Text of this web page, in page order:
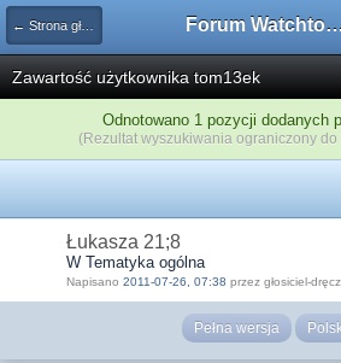
← Strona główna Forum
Zawartość użytkownika tom13ek
Odnotowano 1 pozycji dodanych
(Rezultat wyszukiwania ograniczony
Łukasza 21;8
W Tematyka ogólna
Napisano 2011-07-26, 07:38 przez głosiciel-
Pełna wersja